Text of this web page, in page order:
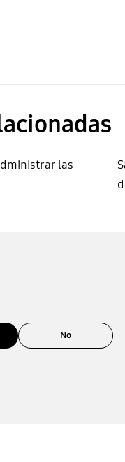
las
No